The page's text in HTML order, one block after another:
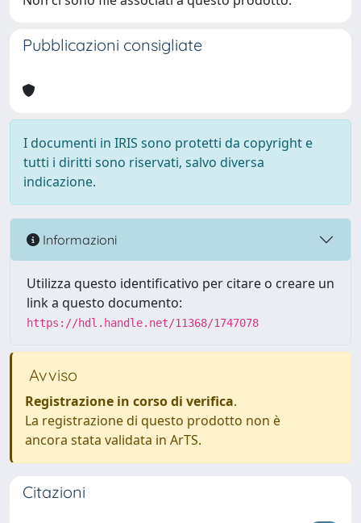
Pubblicazioni consigliate
I documenti in IRIS sono protetti da copyright e
tutti i diritti sono riservati, salvo diversa
indicazione.
Informazioni
Utilizza questo identificativo per citare o creare un
link a questo documento:
https://hdl.handle.net/11368/1747078
Avviso
Registrazione in corso di verifica.
La registrazione di questo prodotto non è
ancora stata validata in ArTS.
Citazioni